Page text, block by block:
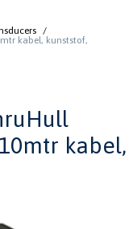
/
kabel, kunststof,
kabel,